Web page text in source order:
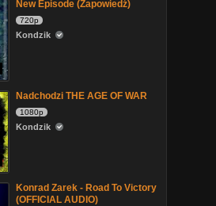
New Episode (Zapowiedź)
720p
Kondzik
Nadchodzi THE AGE OF WAR
1080p
Kondzik
Konrad Zarek - Road To Victory
(OFFICIAL AUDIO)